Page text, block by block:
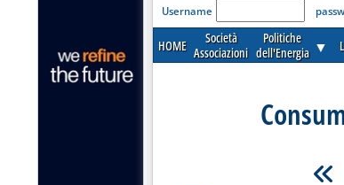
'Modulo Login per
Username
HOME
Società
Associazioni
Politiche
dell'Energia ▼